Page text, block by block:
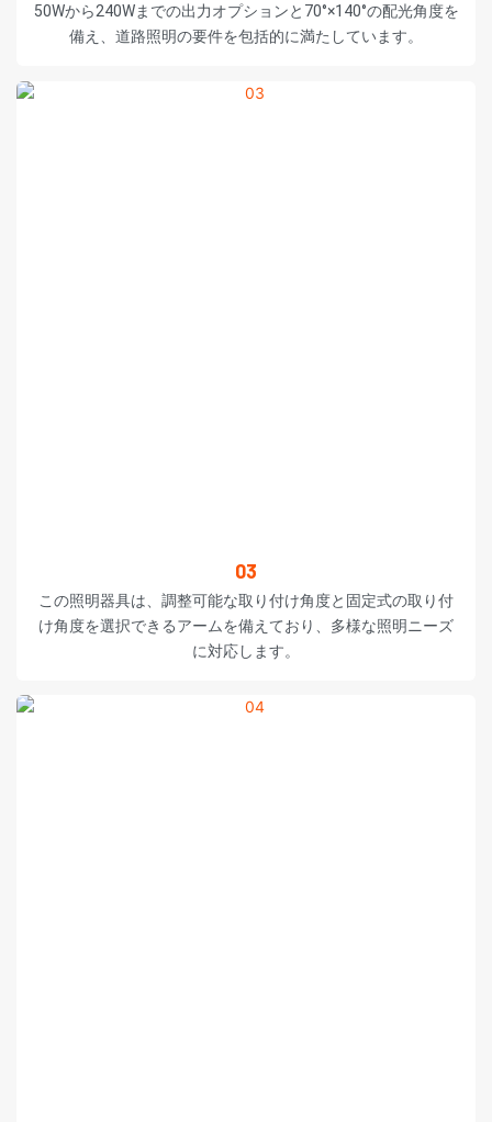
50Wから240Wまでの出力オプションと70°×140°の配光角度を
備え、道路照明の要件を包括的に満たしています。
03
この照明器具は、調整可能な取り付け角度と固定式の取り付
け角度を選択できるアームを備えており、多様な照明ニーズ
に対応します。